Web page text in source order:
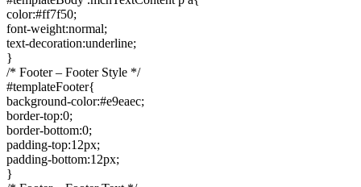
color:#ff7f50;
font-weight:normal;
text-decoration:underline;
}
/* Footer – Footer Style */
#templateFooter{
background-color:#e9eaec;
border-top:0;
border-bottom:0;
padding-top:12px;
padding-bottom:12px;
}